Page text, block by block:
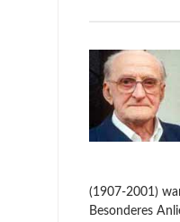
(1907-2001)
Besonderes